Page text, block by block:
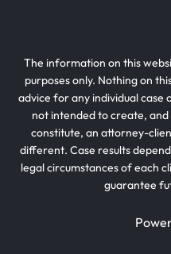
The information on this
purposes only. Nothing on
advice for any individual case
not intended to create,
constitute, an attorney-
different. Case results
legal circumstances of each
guarantee